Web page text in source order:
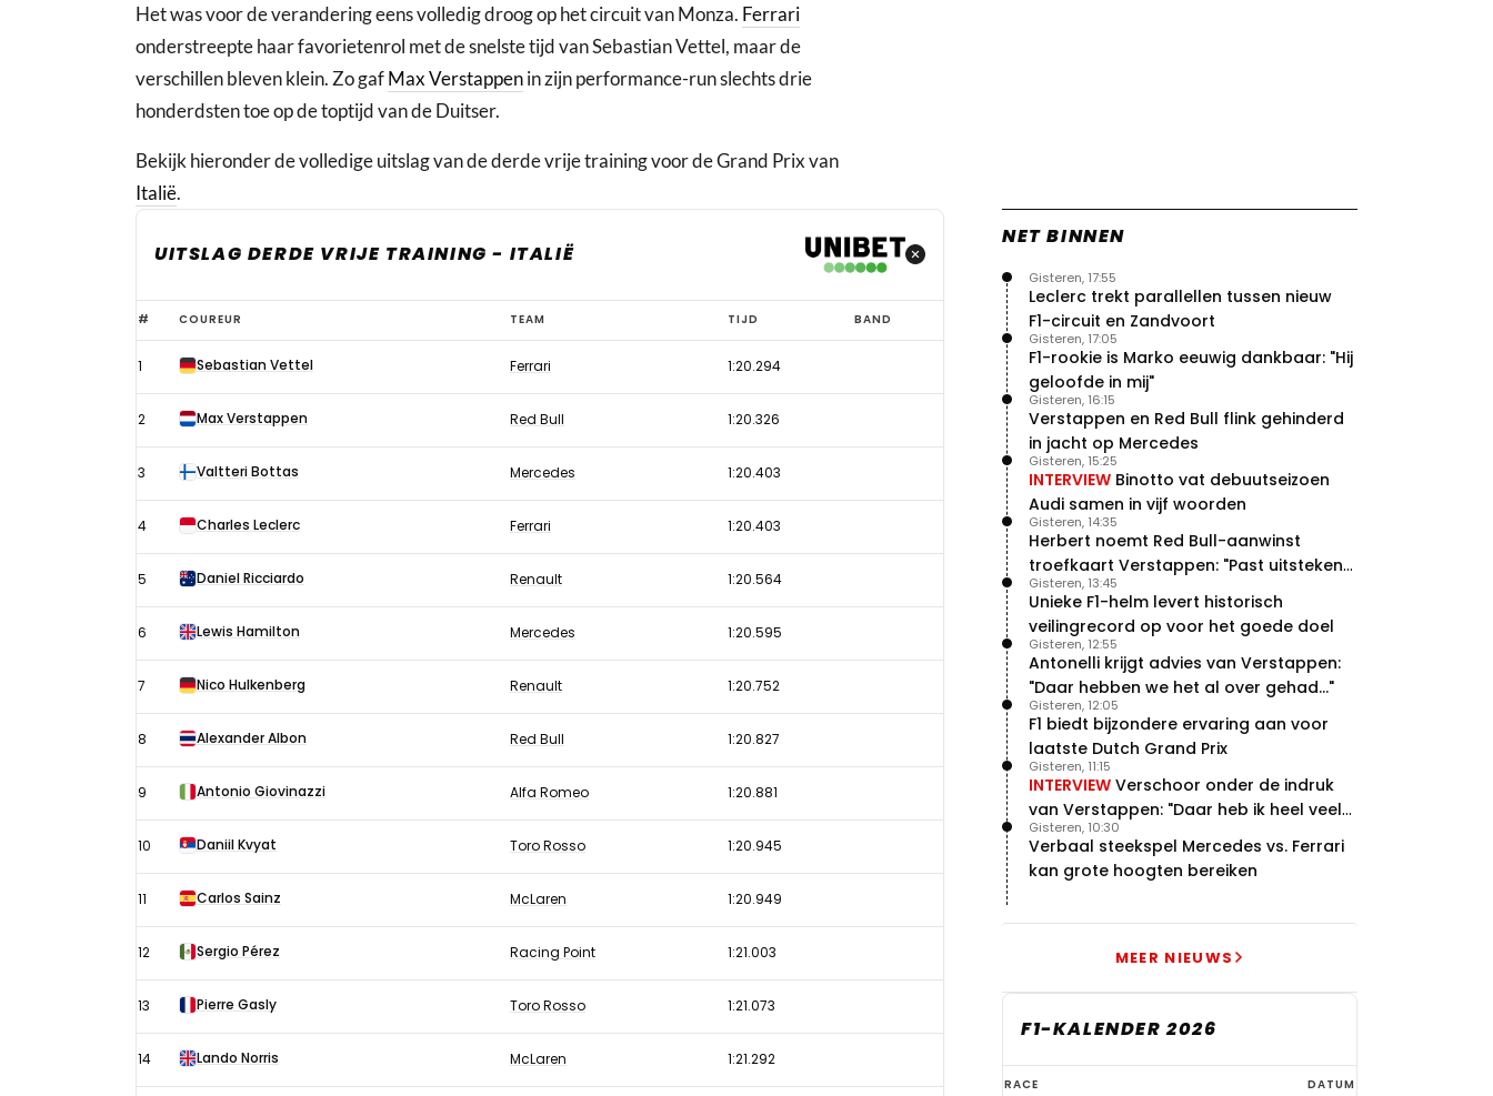
Het was voor de verandering eens volledig droog op het circuit van Monza. Ferrari
onderstreepte haar favorietenrol met de snelste tijd van Sebastian Vettel, maar de
verschillen bleven klein. Zo gafMax Verstappenin zijn performance-run slechts drie
honderdsten toe op de toptijd van de Duitser.
Bekijk hieronder de volledige uitslag van de derde vrije training voor de Grand Prix van
Italië.
UITSLAG DERDE VRIJE TRAINING - ITALIË
Uitslag
derde
vrije
training
1
GP
Italië
# COUREUR TEAM TIJD BAND
1 Sebastian Vettel Ferrari 1:20.294
2 Max Verstappen Red Bull 1:20.326
3 Valtteri Bottas Mercedes 1:20.403
4 Charles Leclerc Ferrari 1:20.403
5 Daniel Ricciardo Renault 1:20.564
6 Lewis Hamilton Mercedes 1:20.595
7 Nico Hulkenberg Renault 1:20.752
8 Alexander Albon Red Bull 1:20.827
9 Antonio Giovinazzi Alfa Romeo 1:20.881
10 Daniil Kvyat Toro Rosso 1:20.945
11 Carlos Sainz McLaren 1:20.949
12 Sergio Pérez Racing Point 1:21.003
13 Pierre Gasly Toro Rosso 1:21.073
14 Lando Norris McLaren 1:21.292
NET BINNEN
Leclerc trekt parallellen tussen nieuw
F1-circuit en Zandvoort
Gisteren, 17:55
F1-rookie is Marko eeuwig dankbaar: "Hij
geloofde in mij"
Gisteren, 17:05
Verstappen en Red Bull flink gehinderd
in jacht op Mercedes
Gisteren, 16:15
INTERVIEW Binotto vat debuutseizoen
Audi samen in vijf woorden
Gisteren, 15:25
Herbert noemt Red Bull-aanwinst
troefkaart Verstappen: "Past uitstekend
bij Red Bull"
Gisteren, 14:35
Unieke F1-helm levert historisch
veilingrecord op voor het goede doel
Gisteren, 13:45
Antonelli krijgt advies van Verstappen:
"Daar hebben we het al over gehad..."
Gisteren, 12:55
F1 biedt bijzondere ervaring aan voor
laatste Dutch Grand Prix
Gisteren, 12:05
INTERVIEW Verschoor onder de indruk
van Verstappen: "Daar heb ik heel veel
respect voor"
Gisteren, 11:15
Verbaal steekspel Mercedes vs. Ferrari
kan grote hoogten bereiken
Gisteren, 10:30
MEER NIEUWS
F1-KALENDER 2026
F1-
RACE DATUM